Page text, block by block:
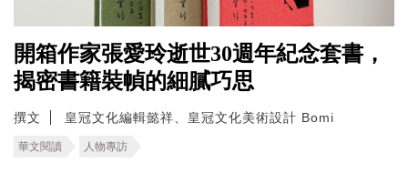
開箱作家張愛玲逝世30週年紀念套書，
揭密書籍裝幀的細膩巧思
撰文 皇冠文化編輯懿祥、皇冠文化美術設計 Bomi
華文閱讀 人物專訪